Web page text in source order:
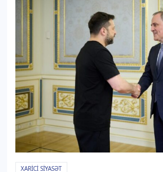
XARICI SIYASƏT